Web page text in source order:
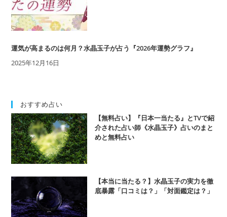
運気が高まるのは何月？水晶玉子が占う『2026年運勢グラフ』
2025年12月16日
おすすめ占い
【無料占い】『日本一当たる』とTVで紹
介された占い師《水晶玉子》占いのまと
めと無料占い
【本当に当たる？】水晶玉子の実力を徹
底暴露「口コミは？」「対面鑑定は？」